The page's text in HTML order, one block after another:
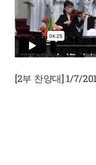
[2부 찬양대] 1/7/